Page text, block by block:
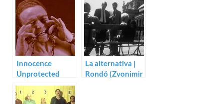
del cine
yugoslavo
Innocence
Unprotected
(Dusan
Makavejev)
La alternativa |
Rondó (Zvonimir